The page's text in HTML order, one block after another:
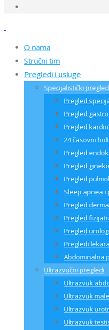
O nama
Stručni tim
Pregledi i usluge
Specijalistički
Pregled
Pregled
Pregled
24 časovni
Pregled
Pregled
Pregled
Sleep apnea i
Pregled
Pregled
Pregled
Pregledi
Abdominalna
Ultrazvučni pregledi
Ultrazvuk
Ultrazvuk
Ultrazvuk
Ultrazvuk